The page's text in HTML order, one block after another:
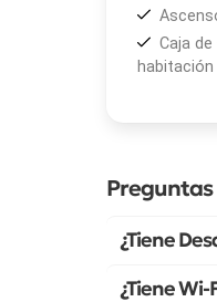
Caja
habitación
¿Tiene
¿Tiene